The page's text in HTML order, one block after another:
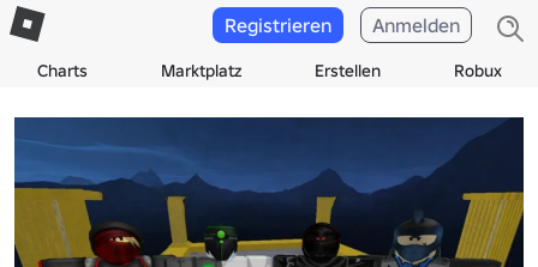
Charts Marktplatz Erstellen Robux
Registrieren Anmelden